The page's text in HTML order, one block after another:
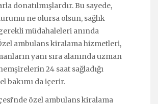
donatılmışlardır. Bu sayede,
ne olursa olsun, sağlık
müdahaleleri anında
ambulans kiralama hizmetleri,
yanı sıra alanında uzman
24 saat sağladığı
bakımı da içerir.
özel ambulans kiralama